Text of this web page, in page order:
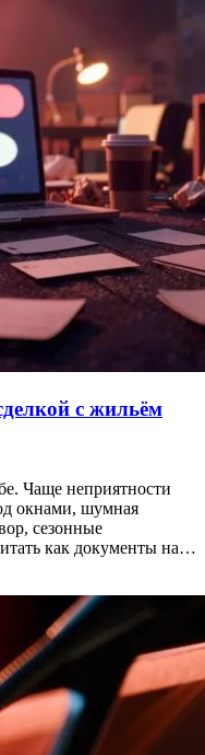
с жильём
Чаще неприятности
окнами, шумная
сезонные
как документы на…